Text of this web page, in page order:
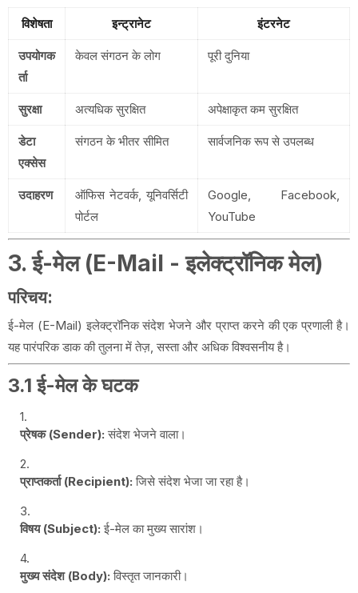
विशेषता इन्ट्रानेट इंटरनेट
उपयोगक
र्ता
केवल संगठन के लोग पूरी दुनिया
सुरक्षा अत्यधिक सुरक्षित अपेक्षाकृत कम सुरक्षित
डेटा
एक्सेस
संगठन के भीतर सीमित सार्वजनिक रूप से उपलब्ध
उदाहरण
ऑफिस नेटवर्क, यूनिवर्सिटी
पोर्टल
Google, Facebook,
YouTube
3. ई-मेल (E-Mail - इलेक्ट्रॉनिक मेल)
परिचय:
ई-मेल (E-Mail) इलेक्ट्रॉनिक संदेश भेजने और प्राप्त करने की एक प्रणाली है।
यह पारंपरिक डाक की तुलना में तेज़, सस्ता और अधिक विश्वसनीय है।
3.1 ई-मेल के घटक
प्रेषक (Sender): संदेश भेजने वाला।
प्राप्तकर्ता (Recipient): जिसे संदेश भेजा जा रहा है।
विषय (Subject): ई-मेल का मुख्य सारांश।
मुख्य संदेश (Body): विस्तृत जानकारी।